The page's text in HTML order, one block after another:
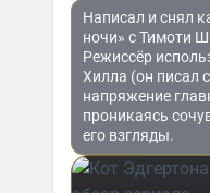
Написал и снял
ночи» с Тимоти
Режиссёр
Хилла (он писал
напряжение
проникаясь
его взгляды.